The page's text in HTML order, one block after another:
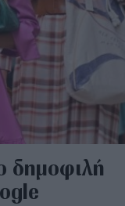
δημοφιλή